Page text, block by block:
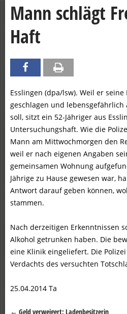
Mann schlägt
Haft
Esslingen (dpa/lsw). Weil er
geschlagen und lebensgefährlich
soll, sitzt ein 52-Jähriger aus
Untersuchungshaft. Wie die
Mann am Mittwochmorgen den
weil er nach eigenen Angaben
gemeinsamen Wohnung
Jährige zu Hause gewesen war,
Antwort darauf geben können,
stammen.
Nach derzeitigen Erkenntnissen
Alkohol getrunken haben. Die
eine Klinik eingeliefert. Die
Verdachts des versuchten
25.04.2014 Ta
← Geld verweigert: Ladenbesitzerin